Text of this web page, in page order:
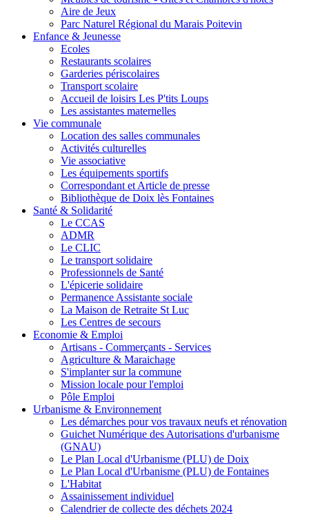
Aire de Jeux
Parc Naturel Régional du Marais Poitevin
Enfance & Jeunesse
Ecoles
Restaurants scolaires
Garderies périscolaires
Transport scolaire
Accueil de loisirs Les P'tits Loups
Les assistantes maternelles
Vie communale
Location des salles communales
Activités culturelles
Vie associative
Les équipements sportifs
Correspondant et Article de presse
Bibliothèque de Doix lès Fontaines
Santé & Solidarité
Le CCAS
ADMR
Le CLIC
Le transport solidaire
Professionnels de Santé
L'épicerie solidaire
Permanence Assistante sociale
La Maison de Retraite St Luc
Les Centres de secours
Economie & Emploi
Artisans - Commerçants - Services
Agriculture & Maraichage
S'implanter sur la commune
Mission locale pour l'emploi
Pôle Emploi
Urbanisme & Environnement
Les démarches pour vos travaux neufs et rénovation
Guichet Numérique des Autorisations d'urbanisme
(GNAU)
Le Plan Local d'Urbanisme (PLU) de Doix
Le Plan Local d'Urbanisme (PLU) de Fontaines
L'Habitat
Assainissement individuel
Calendrier de collecte des déchets 2024